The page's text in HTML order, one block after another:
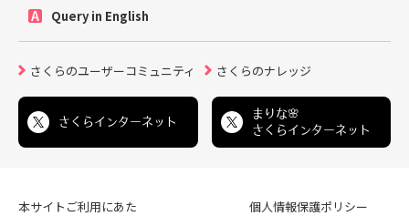
Query in English
さくらのユーザーコミュニティ さくらのナレッジ
さくらインターネット
まりな🌸
さくらインターネット
本サイトご利用にあた
個人情報保護ポリシー